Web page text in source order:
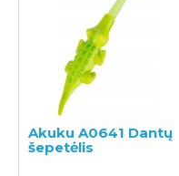
Akuku A0641 Dantų
šepetėlis